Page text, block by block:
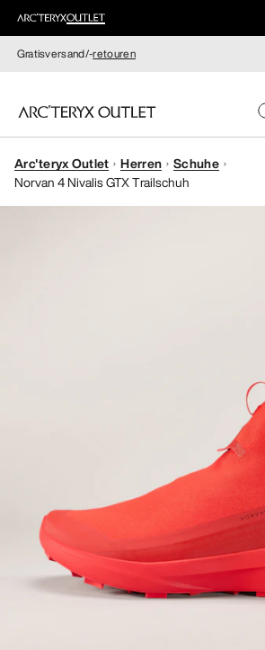
Gratisversand/-retouren
DAMEN
Arc'teryx Outlet Herren
Schuhe
Norvan 4 Nivalis GTX Trailschuh